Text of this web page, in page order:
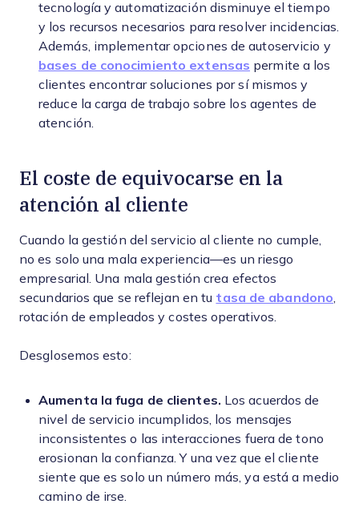
tecnología y automatización disminuye el tiempo
y los recursos necesarios para resolver incidencias.
Además, implementar opciones de autoservicio y
bases de conocimiento extensas permite a los
clientes encontrar soluciones por sí mismos y
reduce la carga de trabajo sobre los agentes de
atención.
El coste de equivocarse en la
atención al cliente
Cuando la gestión del servicio al cliente no cumple,
no es solo una mala experiencia—es un riesgo
empresarial. Una mala gestión crea efectos
secundarios que se reflejan en tu tasa de abandono
rotación de empleados y costes operativos.
Desglosemos esto:
Aumenta la fuga de clientes. Los acuerdos de
nivel de servicio incumplidos, los mensajes
inconsistentes o las interacciones fuera de tono
erosionan la confianza. Y una vez que el cliente
siente que es solo un número más, ya está a medio
camino de irse.